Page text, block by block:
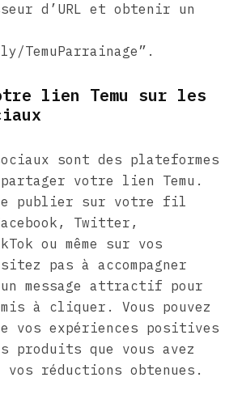
d’URL et obtenir un
lien Temu sur les
sont des plateformes
votre lien Temu.
le publier sur votre fil
Twitter,
ou même sur vos
pas à accompagner
message attractif pour
à cliquer. Vous pouvez
vos expériences positives
produits que vous avez
vos réductions obtenues.